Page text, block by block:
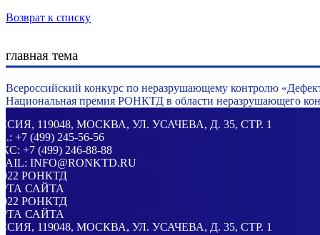
Возврат к списку
главная тема
Всероссийский конкурс по неразрушающему контролю
Национальная премия РОНКТД в области неразрушающего
, 119048, МОСКВА, УЛ. УСАЧЕВА, Д. 35, СТР. 1
+7 (499) 245-56-56
+7 (499) 246-88-88
INFO@RONKTD.RU
РОНКТД
САЙТА
РОНКТД
САЙТА
, 119048, МОСКВА, УЛ. УСАЧЕВА, Д. 35, СТР. 1